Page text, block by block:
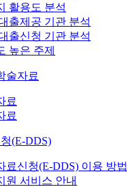
활용도 분석
출제공 기관 분석
출신청 기관 분석
높은 주제
술자료
료
료
(E-DDS)
료신청(E-DDS) 이용 방법
원 서비스 안내